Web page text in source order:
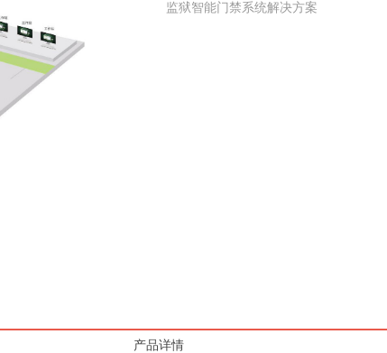
监狱智能门禁系统解决方案
产品详情